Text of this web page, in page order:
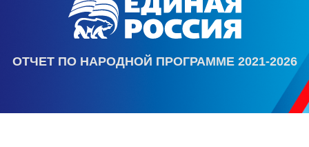
ОТЧЕТ ПО НАРОДНОЙ ПРОГРАММЕ 2021-2026